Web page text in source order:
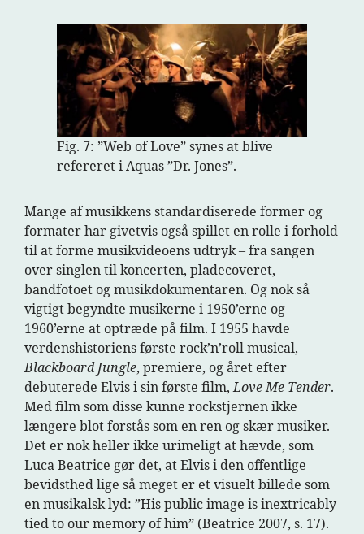
Fig. 7: ”Web of Love” synes at blive
refereret i Aquas ”Dr. Jones”.
Mange af musikkens standardiserede former og
formater har givetvis også spillet en rolle i forhold
til at forme musikvideoens udtryk – fra sangen
over singlen til koncerten, pladecoveret,
bandfotoet og musikdokumentaren. Og nok så
vigtigt begyndte musikerne i 1950’erne og
1960’erne at optræde på film. I 1955 havde
verdenshistoriens første rock’n’roll musical,
Blackboard Jungle, premiere, og året efter
debuterede Elvis i sin første film,Love Me Tender.
Med film som disse kunne rockstjernen ikke
længere blot forstås som en ren og skær musiker.
Det er nok heller ikke urimeligt at hævde, som
Luca Beatrice gør det, at Elvis i den offentlige
bevidsthed lige så meget er et visuelt billede som
en musikalsk lyd: ”His public image is inextricably
tied to our memory of him” (Beatrice 2007, s. 17).